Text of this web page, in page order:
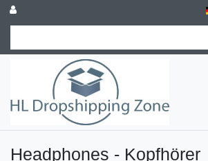
Headphones - Kopfhörer